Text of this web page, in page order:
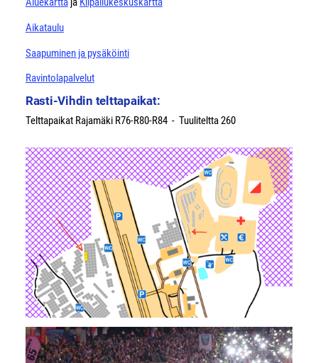
Aikataulu
Saapuminen ja pysäköinti
Ravintolapalvelut
Rasti-Vihdin telttapaikat:
Telttapaikat Rajamäki R76-R80-R84 - Tuuliteltta 260